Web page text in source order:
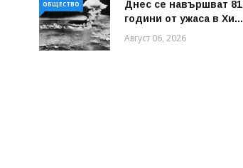
ОБЩЕСТВО
Днес се навършват 81
години от ужаса в Хи...
Август 06, 2026